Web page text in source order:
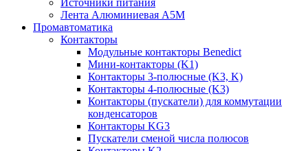
Лента Алюминиевая А5М
Промавтоматика
Контакторы
Модульные контакторы Benedict
Мини-контакторы (K1)
Контакторы 3-полюсные (K3, K)
Контакторы 4-полюсные (K3)
Контакторы (пускатели) для коммутации
конденсаторов
Контакторы KG3
Пускатели сменой числа полюсов